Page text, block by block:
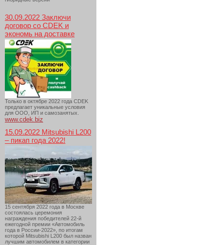
30.09.2022 Заключи
договор со CDEK и
экономь на доставке
Только в октябре 2022 года CDEK
предлагает уникальные условия
для ООО, ИП и самозанятых.
www.cdek.biz
15.09.2022 Mitsubishi L200
– пикап года 2022!
15 сентября 2022 года в Москве
состоялась церемония
награждения победителей 22-й
ежегодной премии «Автомобиль
года в России-2022», по итогам
которой Mitsubishi L200 был назван
лучшим автомобилем в категории